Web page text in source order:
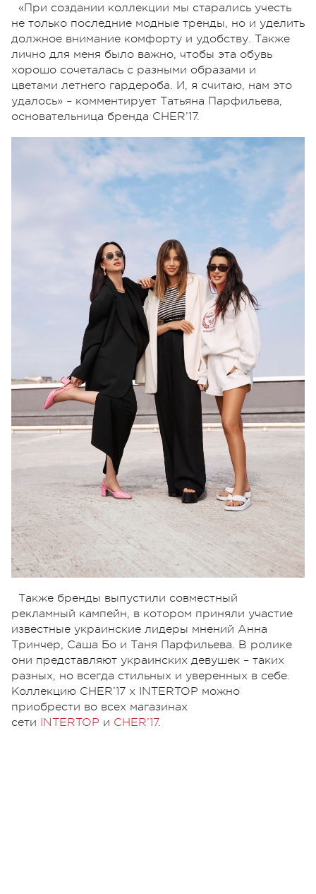
«При создании коллекции мы старались учесть
не только последние модные тренды, но и уделить
должное внимание комфорту и удобству. Также
лично для меня было важно, чтобы эта обувь
хорошо сочеталась с разными образами и
цветами летнего гардероба. И, я считаю, нам это
удалось» – комментирует Татьяна Парфильева,
основательница бренда CHER’17.
Также бренды выпустили совместный
рекламный кампейн, в котором приняли участие
известные украинские лидеры мнений Анна
Тринчер, Саша Бо и Таня Парфильева. В ролике
они представляют украинских девушек – таких
разных, но всегда стильных и уверенных в себе.
Коллекцию CHER’17 x INTERTOP можно
приобрести во всех магазинах
сети INTERTOP и CHER’17.